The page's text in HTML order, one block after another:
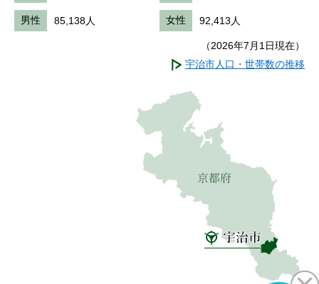
男性 85,138人 女性 92,413人
（2026年7月1日現在）
宇治市人口・世帯数の推移